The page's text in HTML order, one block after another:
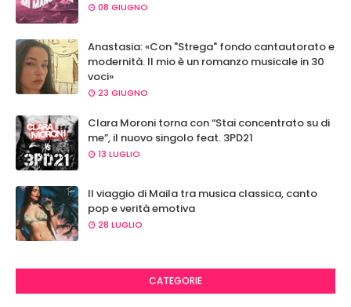
08 GIUGNO
Anastasia: «Con "Strega" fondo cantautorato e
modernità. Il mio è un romanzo musicale in 30
voci»
23 GIUGNO
Clara Moroni torna con “Stai concentrato su di
me”, il nuovo singolo feat. 3PD21
13 LUGLIO
Il viaggio di Maila tra musica classica, canto
pop e verità emotiva
28 LUGLIO
CATEGORIE